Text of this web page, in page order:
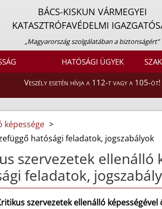
BÁCS-KISKUN VÁRMEGYEI
KATASZTRÓFAVÉDELMI
„Magyarország szolgálatában a biztonságért”
HATÓSÁGI ÜGYEK
Veszély esetén hívja a 112-t vagy a 105-öt!
képessége >
hatósági feladatok, jogszabályok
szervezetek ellenálló
feladatok,
szervezetek ellenálló